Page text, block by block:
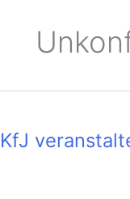
KfJ
Barcamp